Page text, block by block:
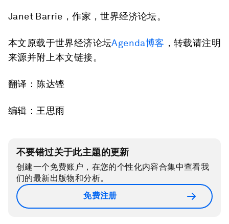
Janet Barrie，作家，世界经济论坛。
本文原载于世界经济论坛Agenda博客 ，转载请注明
来源并附上本文链接。
翻译：陈达铿
编辑：王思雨
不要错过关于此主题的更新
创建一个免费账户，在您的个性化内容合集中查看我
们的最新出版物和分析。
免费注册